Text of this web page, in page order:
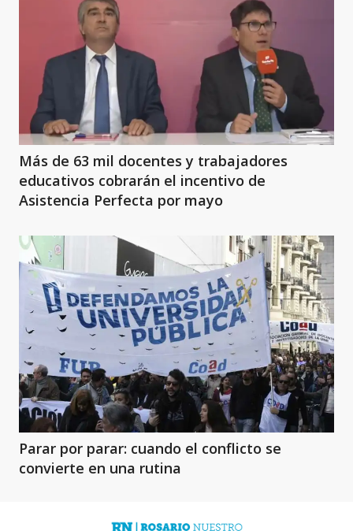
Más de 63 mil docentes y trabajadores
educativos cobrarán el incentivo de
Asistencia Perfecta por mayo
Parar por parar: cuando el conflicto se
convierte en una rutina